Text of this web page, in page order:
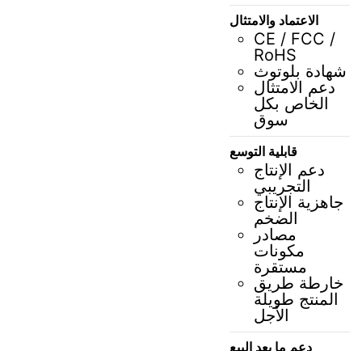
الاعتماد والامتثال
CE / FCC /
RoHS
شهادة بلوتوث
دعم الامتثال
الخاص بكل
سوق
قابلية التوسع
دعم الإنتاج
التجريبي
جاهزية الإنتاج
الضخم
مصادر
مكونات
مستقرة
خارطة طريق
المنتج طويلة
الأجل
دعم ما بعد البيع